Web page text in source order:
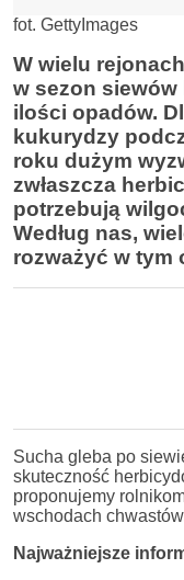
fot. GettyImages
W wielu
w sezon siewów
ilości opadów.
kukurydzy
roku dużym
zwłaszcza
potrzebują
Według nas,
rozważyć w tym
Sucha gleba po
skuteczność
proponujemy
wschodach
Najważniejsze